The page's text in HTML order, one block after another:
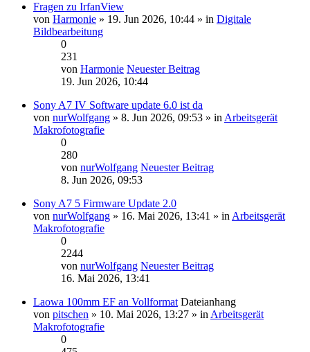
Fragen zu IrfanView
von Harmonie » 19. Jun 2026, 10:44 » in Digitale
Bildbearbeitung
0
231
von Harmonie Neuester Beitrag
19. Jun 2026, 10:44
Sony A7 IV Software update 6.0 ist da
von nurWolfgang » 8. Jun 2026, 09:53 » in Arbeitsgerät
Makrofotografie
0
280
von nurWolfgang Neuester Beitrag
8. Jun 2026, 09:53
Sony A7 5 Firmware Update 2.0
von nurWolfgang » 16. Mai 2026, 13:41 » in Arbeitsgerät
Makrofotografie
0
2244
von nurWolfgang Neuester Beitrag
16. Mai 2026, 13:41
Laowa 100mm EF an Vollformat Dateianhang
von pitschen » 10. Mai 2026, 13:27 » in Arbeitsgerät
Makrofotografie
0